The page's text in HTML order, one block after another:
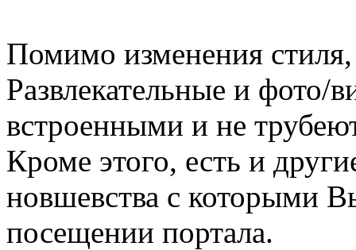
Помимо изменения
Развлекательные и фото/
встроенными и не
Кроме этого, есть и
новшевства с которыми
посещении портала.